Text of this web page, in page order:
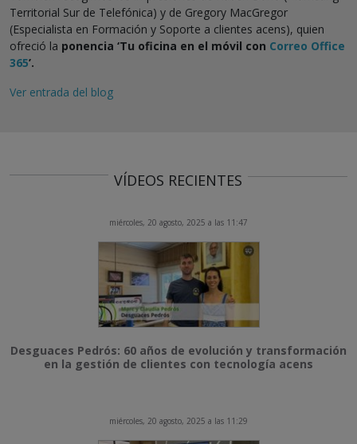
Territorial Sur de Telefónica) y de Gregory MacGregor
(Especialista en Formación y Soporte a clientes acens), quien
ofreció la ponencia ‘Tu oficina en el móvil con Correo Office
365’.
Ver entrada del blog
VÍDEOS RECIENTES
miércoles, 20 agosto, 2025 a las 11:47
Desguaces Pedrós: 60 años de evolución y transformación
en la gestión de clientes con tecnología acens
miércoles, 20 agosto, 2025 a las 11:29